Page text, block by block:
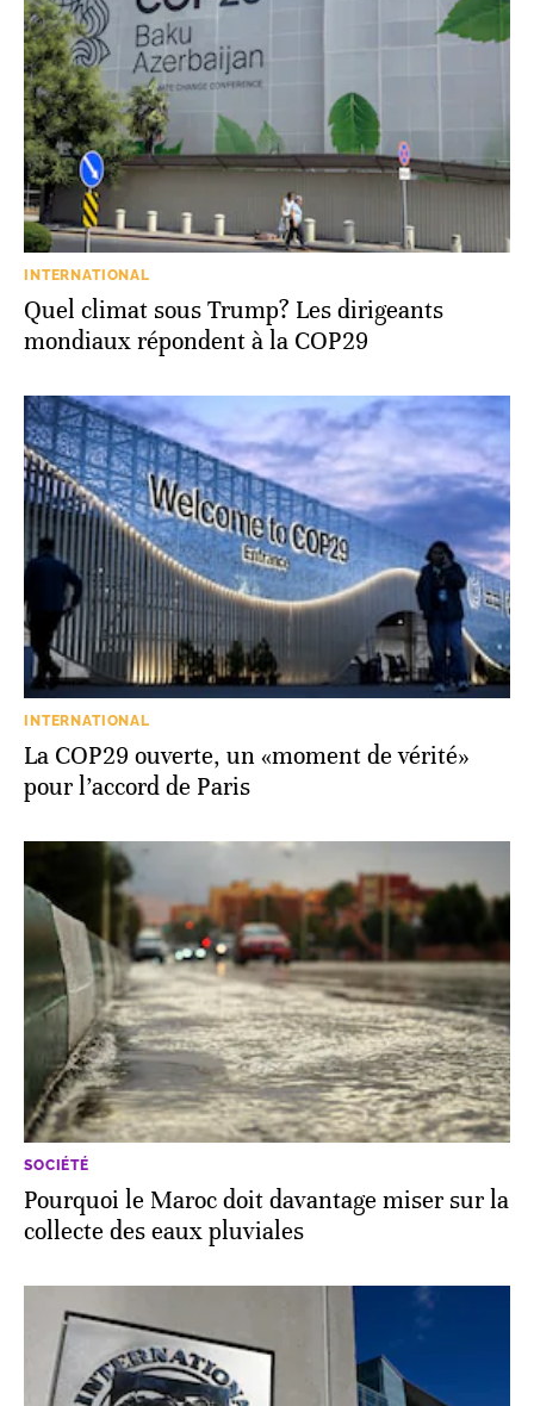
INTERNATIONAL
Quel climat sous Trump? Les dirigeants
mondiaux répondent à la COP29
INTERNATIONAL
La COP29 ouverte, un «moment de vérité»
pour l’accord de Paris
SOCIÉTÉ
Pourquoi le Maroc doit davantage miser sur la
collecte des eaux pluviales